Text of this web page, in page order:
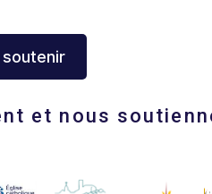
soutenir
et nous